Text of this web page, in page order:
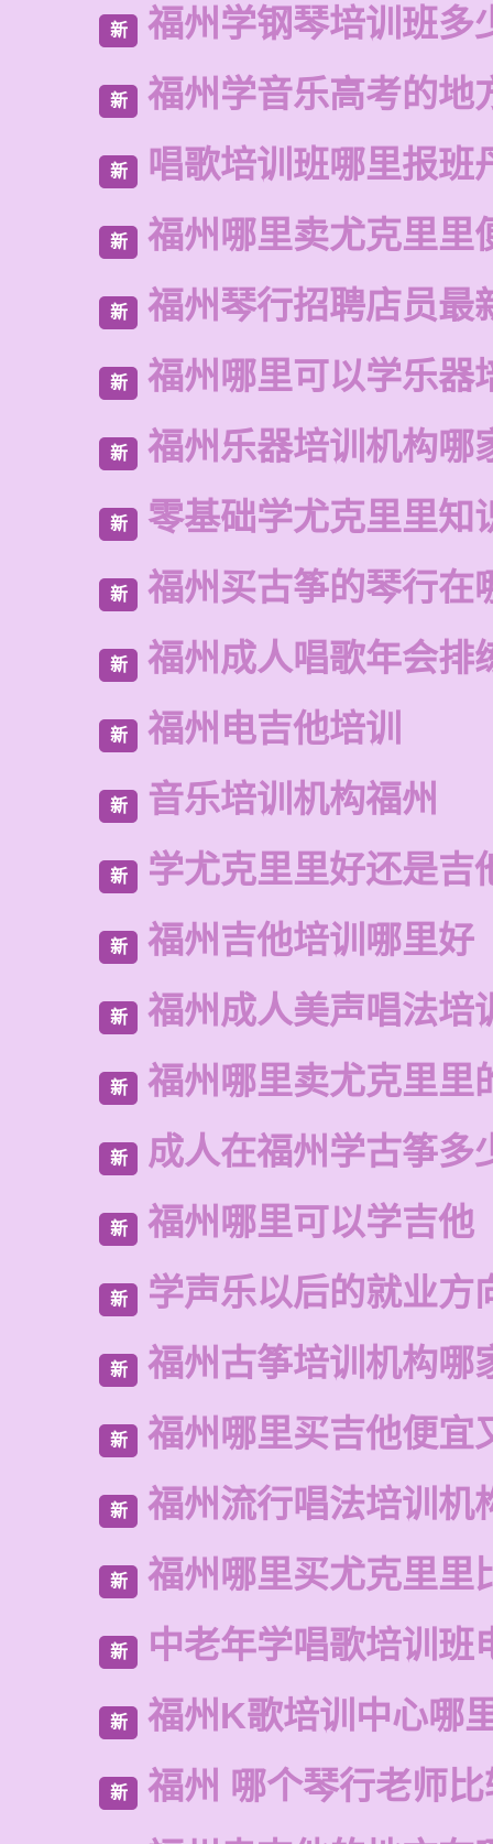
新 福州学钢琴培训班多
新 福州学音乐高考的地
新 唱歌培训班哪里报班
新 福州哪里卖尤克里里
新 福州琴行招聘店员最
新 福州哪里可以学乐器
新 福州乐器培训机构哪
新 零基础学尤克里里知
新 福州买古筝的琴行在
新 福州成人唱歌年会排
新 福州电吉他培训
新 音乐培训机构福州
新 学尤克里里好还是吉
新 福州吉他培训哪里好
新 福州成人美声唱法培
新 福州哪里卖尤克里里
新 成人在福州学古筝多
新 福州哪里可以学吉他
新 学声乐以后的就业方
新 福州古筝培训机构哪
新 福州哪里买吉他便宜
新 福州流行唱法培训机
新 福州哪里买尤克里里
新 中老年学唱歌培训班
新 福州K歌培训中心哪
新
福州 哪个琴行老师